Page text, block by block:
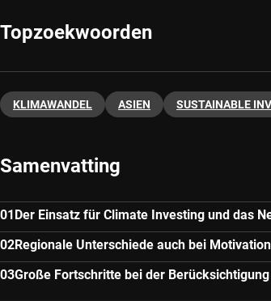
Topzoekwoorden
KLIMAWANDEL ASIEN SUSTAINABLE
Samenvatting
Der Einsatz für Climate Investing und das
Regionale Unterschiede auch bei
Große Fortschritte bei der